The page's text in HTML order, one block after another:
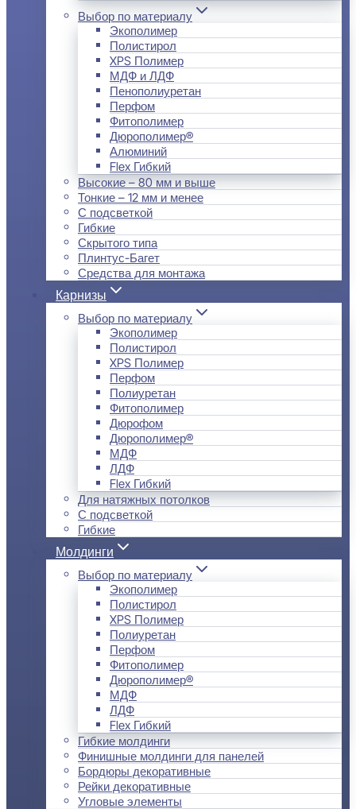
Выбор по материалу
Экополимер
Полистирол
XPS Полимер
МДФ и ЛДФ
Пенополиуретан
Перфом
Фитополимер
Дюрополимер®
Алюминий
Flex Гибкий
Высокие – 80 мм и выше
Тонкие – 12 мм и менее
С подсветкой
Гибкие
Скрытого типа
Плинтус-Багет
Средства для монтажа
Карнизы
Выбор по материалу
Экополимер
Полистирол
XPS Полимер
Перфом
Полиуретан
Фитополимер
Дюрофом
Дюрополимер®
МДФ
ЛДФ
Flex Гибкий
Для натяжных потолков
С подсветкой
Гибкие
Молдинги
Выбор по материалу
Экополимер
Полистирол
XPS Полимер
Полиуретан
Перфом
Фитополимер
Дюрополимер®
МДФ
ЛДФ
Flex Гибкий
Гибкие молдинги
Финишные молдинги для панелей
Бордюры декоративные
Рейки декоративные
Угловые элементы